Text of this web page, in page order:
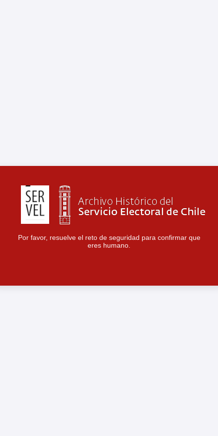
Por favor, resuelve el reto de seguridad para confirmar que
eres humano.